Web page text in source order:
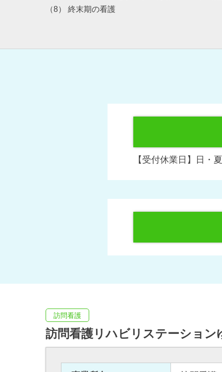
（8） 終末期の看護
【受付休業日】日・
訪問看護
訪問看護リハビリステーション